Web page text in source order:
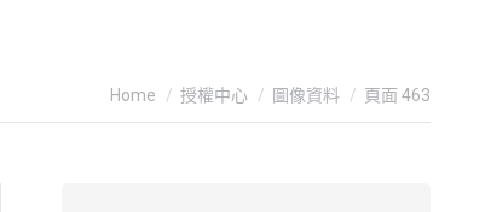
You are here:
Home 授權中心 圖像資料 頁面 463